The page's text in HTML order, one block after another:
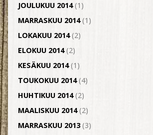
JOULUKUU 2014(1)
MARRASKUU 2014(1)
LOKAKUU 2014(2)
ELOKUU 2014(2)
KESÄKUU 2014(1)
TOUKOKUU 2014(4)
HUHTIKUU 2014(2)
MAALISKUU 2014(2)
MARRASKUU 2013(3)